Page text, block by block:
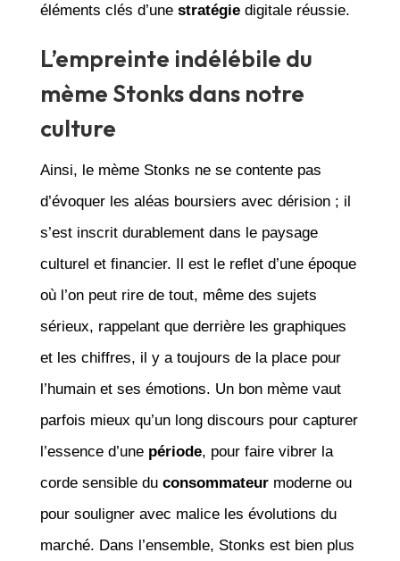
éléments clés d’une stratégiedigitale réussie.
L’empreinte indélébile du
mème Stonks dans notre
culture
Ainsi, le mème Stonks ne se contente pas
d’évoquer les aléas boursiers avec dérision ; il
s’est inscrit durablement dans le paysage
culturel et financier. Il est le reflet d’une époque
où l’on peut rire de tout, même des sujets
sérieux, rappelant que derrière les graphiques
et les chiffres, il y a toujours de la place pour
l’humain et ses émotions. Un bon mème vaut
parfois mieux qu’un long discours pour capturer
l’essence d’une période, pour faire vibrer la
corde sensible du consommateurmoderne ou
pour souligner avec malice les évolutions du
marché. Dans l’ensemble, Stonks est bien plus